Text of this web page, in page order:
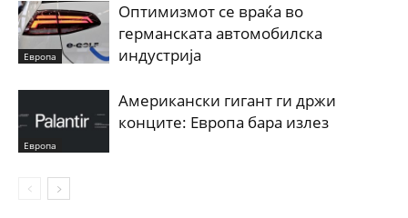
Европа
Оптимизмот се враќа во
германската автомобилска
индустрија
Европа
Американски гигант ги држи
конците: Европа бара излез